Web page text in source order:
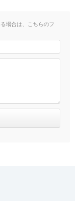
場合は、こちらのフ